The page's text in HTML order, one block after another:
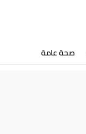
صحة عامة